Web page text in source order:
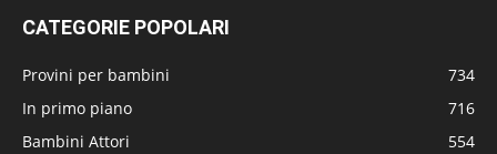
CATEGORIE POPOLARI
Provini per bambini
734
In primo piano
716
Bambini Attori
554